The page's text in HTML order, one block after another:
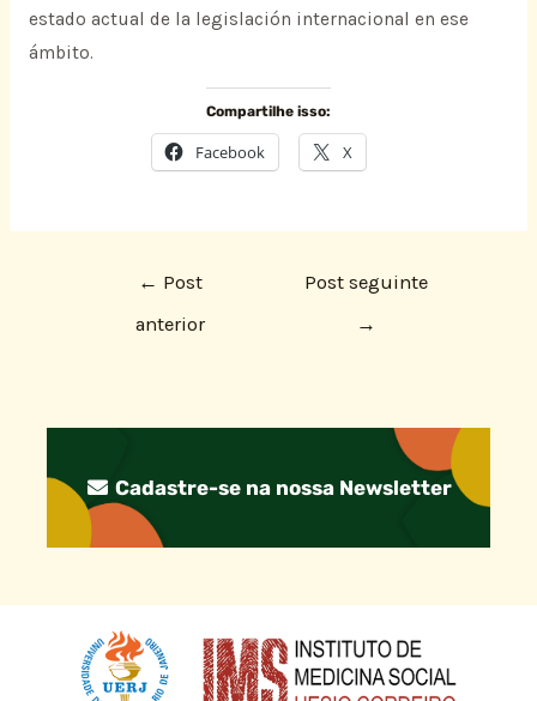
estado actual de la legislación internacional en ese
ámbito.
Compartilhe isso:
Facebook X
← Post
anterior
Post seguinte
→
Cadastre-se na nossa Newsletter